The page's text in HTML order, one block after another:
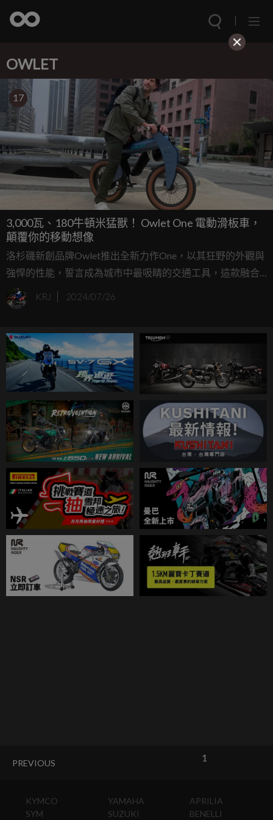
OWLET
17
3,000瓦、180牛頓米猛獸！ Owlet One 電動滑板車，
顛覆你的移動想像
洛杉磯新創品牌Owlet推出全新力作One，以其狂野的外觀與
強悍的性能，誓言成為城市中最吸睛的交通工具，這款融合
電動自行車與滑板車元素的獨特載具，搭載驚人的3,000瓦峰
值馬達，扭力高達180牛頓米，並配備可拆卸的60英里續航
KRJ 2024/07/26
PREVIOUS 1
KYMCO
SYM
YAMAHA
SUZUKI
APRILIA
BENELLI